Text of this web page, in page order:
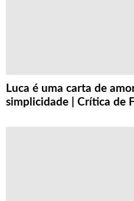
Luca é uma carta de
simplicidade | Crítica de